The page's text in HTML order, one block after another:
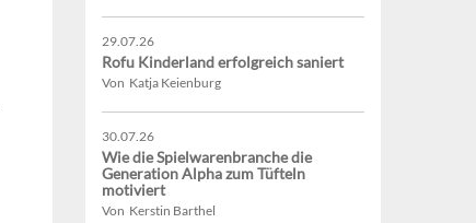
29.07.26
Rofu Kinderland erfolgreich saniert
Von Katja Keienburg
30.07.26
Wie die Spielwarenbranche die
Generation Alpha zum Tüfteln
motiviert
Von Kerstin Barthel